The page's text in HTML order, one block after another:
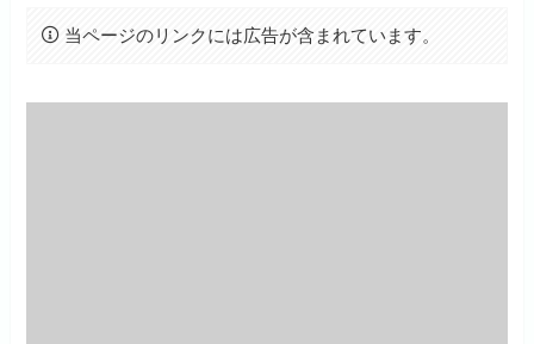
当ページのリンクには広告が含まれています。